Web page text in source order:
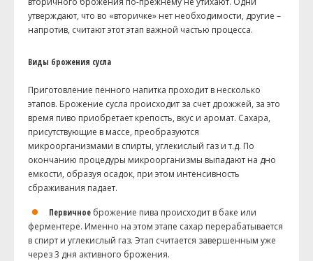
утверждают, что во «вторичке» нет необходимости, другие –
напротив, считают этот этап важной частью процесса.
Виды брожения сусла
Приготовление пенного напитка проходит в несколько
этапов. Брожение сусла происходит за счет дрожжей, за это
время пиво приобретает крепость, вкус и аромат. Сахара,
присутствующие в массе, преобразуются
микроорганизмами в спирты, углекислый газ и т.д. По
окончанию процедуры микроорганизмы выпадают на дно
емкости, образуя осадок, при этом интенсивность
сбраживания падает.
Первичное брожение пива происходит в баке или
ферментере. Именно на этом этапе сахар перерабатывается
в спирт и углекислый газ. Этап считается завершенным уже
через 3 дня активного брожения.